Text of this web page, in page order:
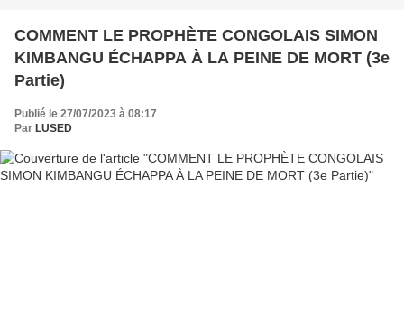
COMMENT LE PROPHÈTE CONGOLAIS SIMON
KIMBANGU ÉCHAPPA À LA PEINE DE MORT (3e
Partie)
Publié le 27/07/2023 à 08:17
Par LUSED